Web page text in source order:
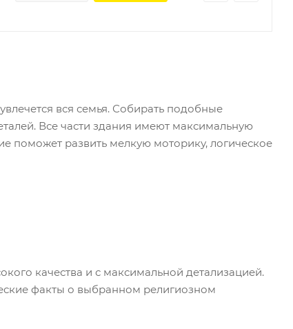
вся семья. Собирать подобные
Все части здания имеют максимальную
поможет развить мелкую моторику, логическое
качества и с максимальной детализацией.
факты о выбранном религиозном